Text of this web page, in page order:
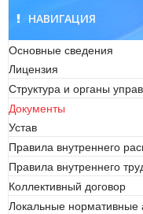
НАВИГАЦИЯ
Основные сведения
Лицензия
Структура и органы
Документы
Устав
Правила внутреннего
Правила внутреннего
Коллективный договор
Локальные нормативные